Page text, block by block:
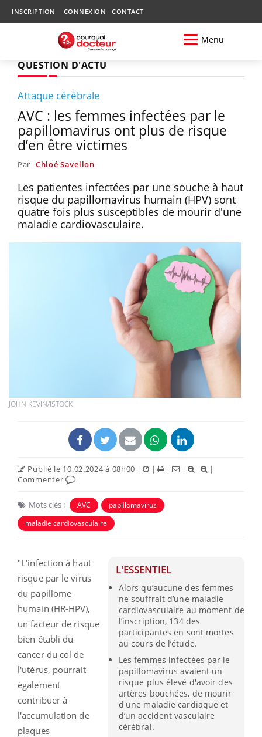
INSCRIPTION CONNEXION CONTACT
Menu
QUESTION D'ACTU
Attaque cérébrale
AVC : les femmes infectées par le
papillomavirus ont plus de risque
d’en être victimes
Par Chloé Savellon
Les patientes infectées par une souche à haut
risque du papillomavirus humain (HPV) sont
quatre fois plus susceptibles de mourir d'une
maladie cardiovasculaire.
JOHN KEVIN/ISTOCK
Publié le 10.02.2024 à 08h00 | | | |
|
Commenter
Mots clés : AVC
papillomavirus
maladie cardiovasculaire
L'ESSENTIEL
Alors qu’aucune des femmes
ne souffrait d’une maladie
cardiovasculaire au moment de
l’inscription, 134 des
participantes en sont mortes
au cours de l’étude.
Les femmes infectées par le
papillomavirus avaient un
risque plus élevé d'avoir des
artères bouchées, de mourir
d'une maladie cardiaque et
d’un accident vasculaire
cérébral.
"L'infection à haut
risque par le virus
du papillome
humain (HR-HPV),
un facteur de risque
bien établi du
cancer du col de
l'utérus, pourrait
également
contribuer à
l'accumulation de
plaques